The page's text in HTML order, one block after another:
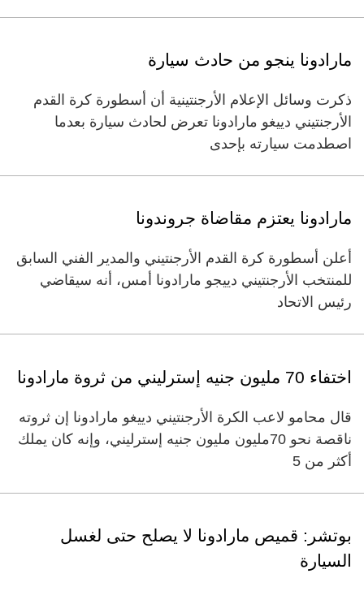
مارادونا ينجو من حادث سيارة
ذكرت وسائل الإعلام الأرجنتينية أن أسطورة كرة القدم
الأرجنتيني دييغو مارادونا تعرض لحادث سيارة بعدما
اصطدمت سيارته بإحدى
مارادونا يعتزم مقاضاة جروندونا
أعلن أسطورة كرة القدم الأرجنتيني والمدير الفني السابق
للمنتخب الأرجنتيني دييجو مارادونا أمس، أنه سيقاضي
رئيس الاتحاد
اختفاء 70 مليون جنيه إسترليني من ثروة مارادونا
قال محامو لاعب الكرة الأرجنتيني دييغو مارادونا إن ثروته
ناقصة نحو 70مليون مليون جنيه إسترليني، وإنه كان يملك
أكثر من 5
بوتشر: قميص مارادونا لا يصلح حتى لغسل
السيارة